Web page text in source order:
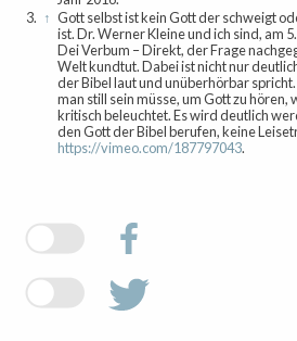
3. ↑ Gott selbst ist kein Gott der schweigt
ist. Dr. Werner Kleine und ich sind, am
Dei Verbum – Direkt, der Frage
Welt kundtut. Dabei ist nicht nur
der Bibel laut und unüberhörbar
man still sein müsse, um Gott zu
kritisch beleuchtet. Es wird deutlich
den Gott der Bibel berufen, keine
https://vimeo.com/187797043.